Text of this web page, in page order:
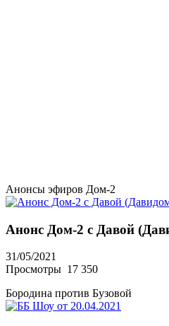
Анонсы эфиров Дом-2
Анонс Дом-2 с Давой
31/05/2021
Просмотры 17 350
Бородина против Бузовой